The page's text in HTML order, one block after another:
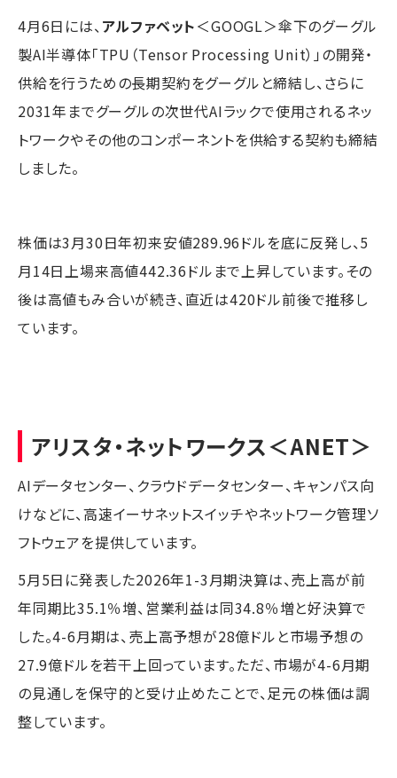
4月6日には、アルファベット＜GOOGL＞傘下のグーグル
製AI半導体「TPU（Tensor Processing Unit）」の開発・
供給を行うための長期契約をグーグルと締結し、さらに
2031年までグーグルの次世代AIラックで使用されるネッ
トワークやその他のコンポーネントを供給する契約も締結
しました。
株価は3月30日年初来安値289.96ドルを底に反発し、5
月14日上場来高値442.36ドルまで上昇しています。その
後は高値もみ合いが続き、直近は420ドル前後で推移し
ています。
アリスタ・ネットワークス＜ANET＞
AIデータセンター、クラウドデータセンター、キャンパス向
けなどに、高速イーサネットスイッチやネットワーク管理ソ
フトウェアを提供しています。
5月5日に発表した2026年1-3月期決算は、売上高が前
年同期比35.1％増、営業利益は同34.8％増と好決算で
した。4-6月期は、売上高予想が28億ドルと市場予想の
27.9億ドルを若干上回っています。ただ、市場が4-6月期
の見通しを保守的と受け止めたことで、足元の株価は調
整しています。